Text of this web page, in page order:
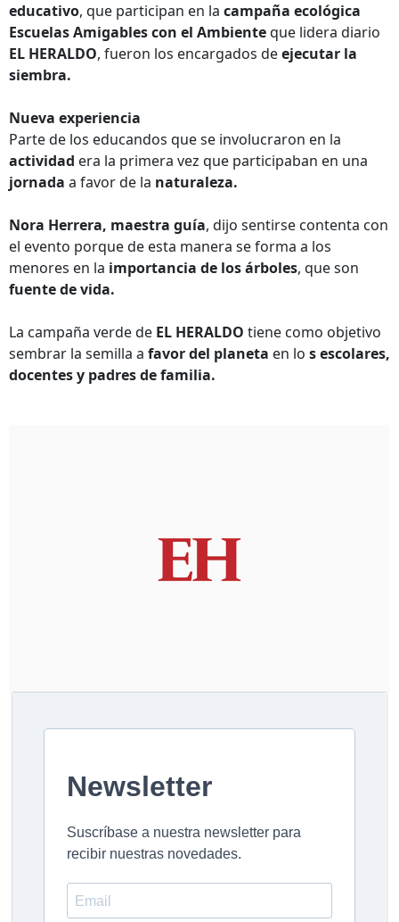
educativo, que participan en la campaña ecológica
Escuelas Amigables con el Ambienteque lidera diario
EL HERALDO, fueron los encargados deejecutar la
siembra.
Nueva experiencia
Parte de los educandos que se involucraron en la
actividad era la primera vez que participaban en una
jornada a favor de la naturaleza.
Nora Herrera, maestra guía, dijo sentirse contenta con
el evento porque de esta manera se forma a los
menores en la importancia de los árboles, que son
fuente de vida.
La campaña verde de EL HERALDO tiene como objetivo
sembrar la semilla a favor del planeta en lo s escolares,
docentes y padres de familia.